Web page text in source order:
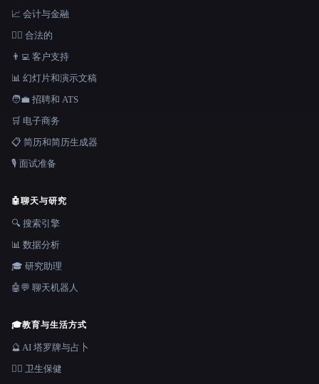
📈 会计与金融
👩‍⚖️ 合法的
👨‍💻 客户支持
📊 幻灯片和演示文稿
🧑‍💼 招聘和 ATS
🛒 电子商务
📋 简历和简历生成器
🎙️ 面试准备
🤖聊天与研究
🔍 搜索引擎
📊 数据分析
🎓 研究助理
🤖💬 聊天机器人
🎓教育与生活方式
🔮 AI 塔罗牌与占卜
👩‍⚕️ 卫生保健